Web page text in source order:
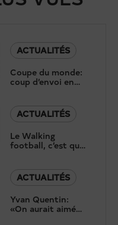
ACTUALITÉS
Coupe du monde:
coup d’envoi en
douceur à la fan
ACTUALITÉS
Le Walking
football, c’est quoi
ACTUALITÉS
Yvan Quentin:
«On aurait aimé